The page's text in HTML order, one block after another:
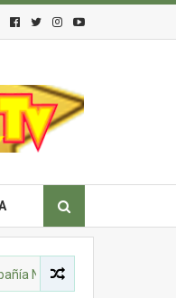
de Chocolates,